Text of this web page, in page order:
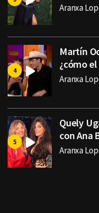
Aranxa
Martín
¿cómo
Aranxa
Quely
con Ana
Aranxa